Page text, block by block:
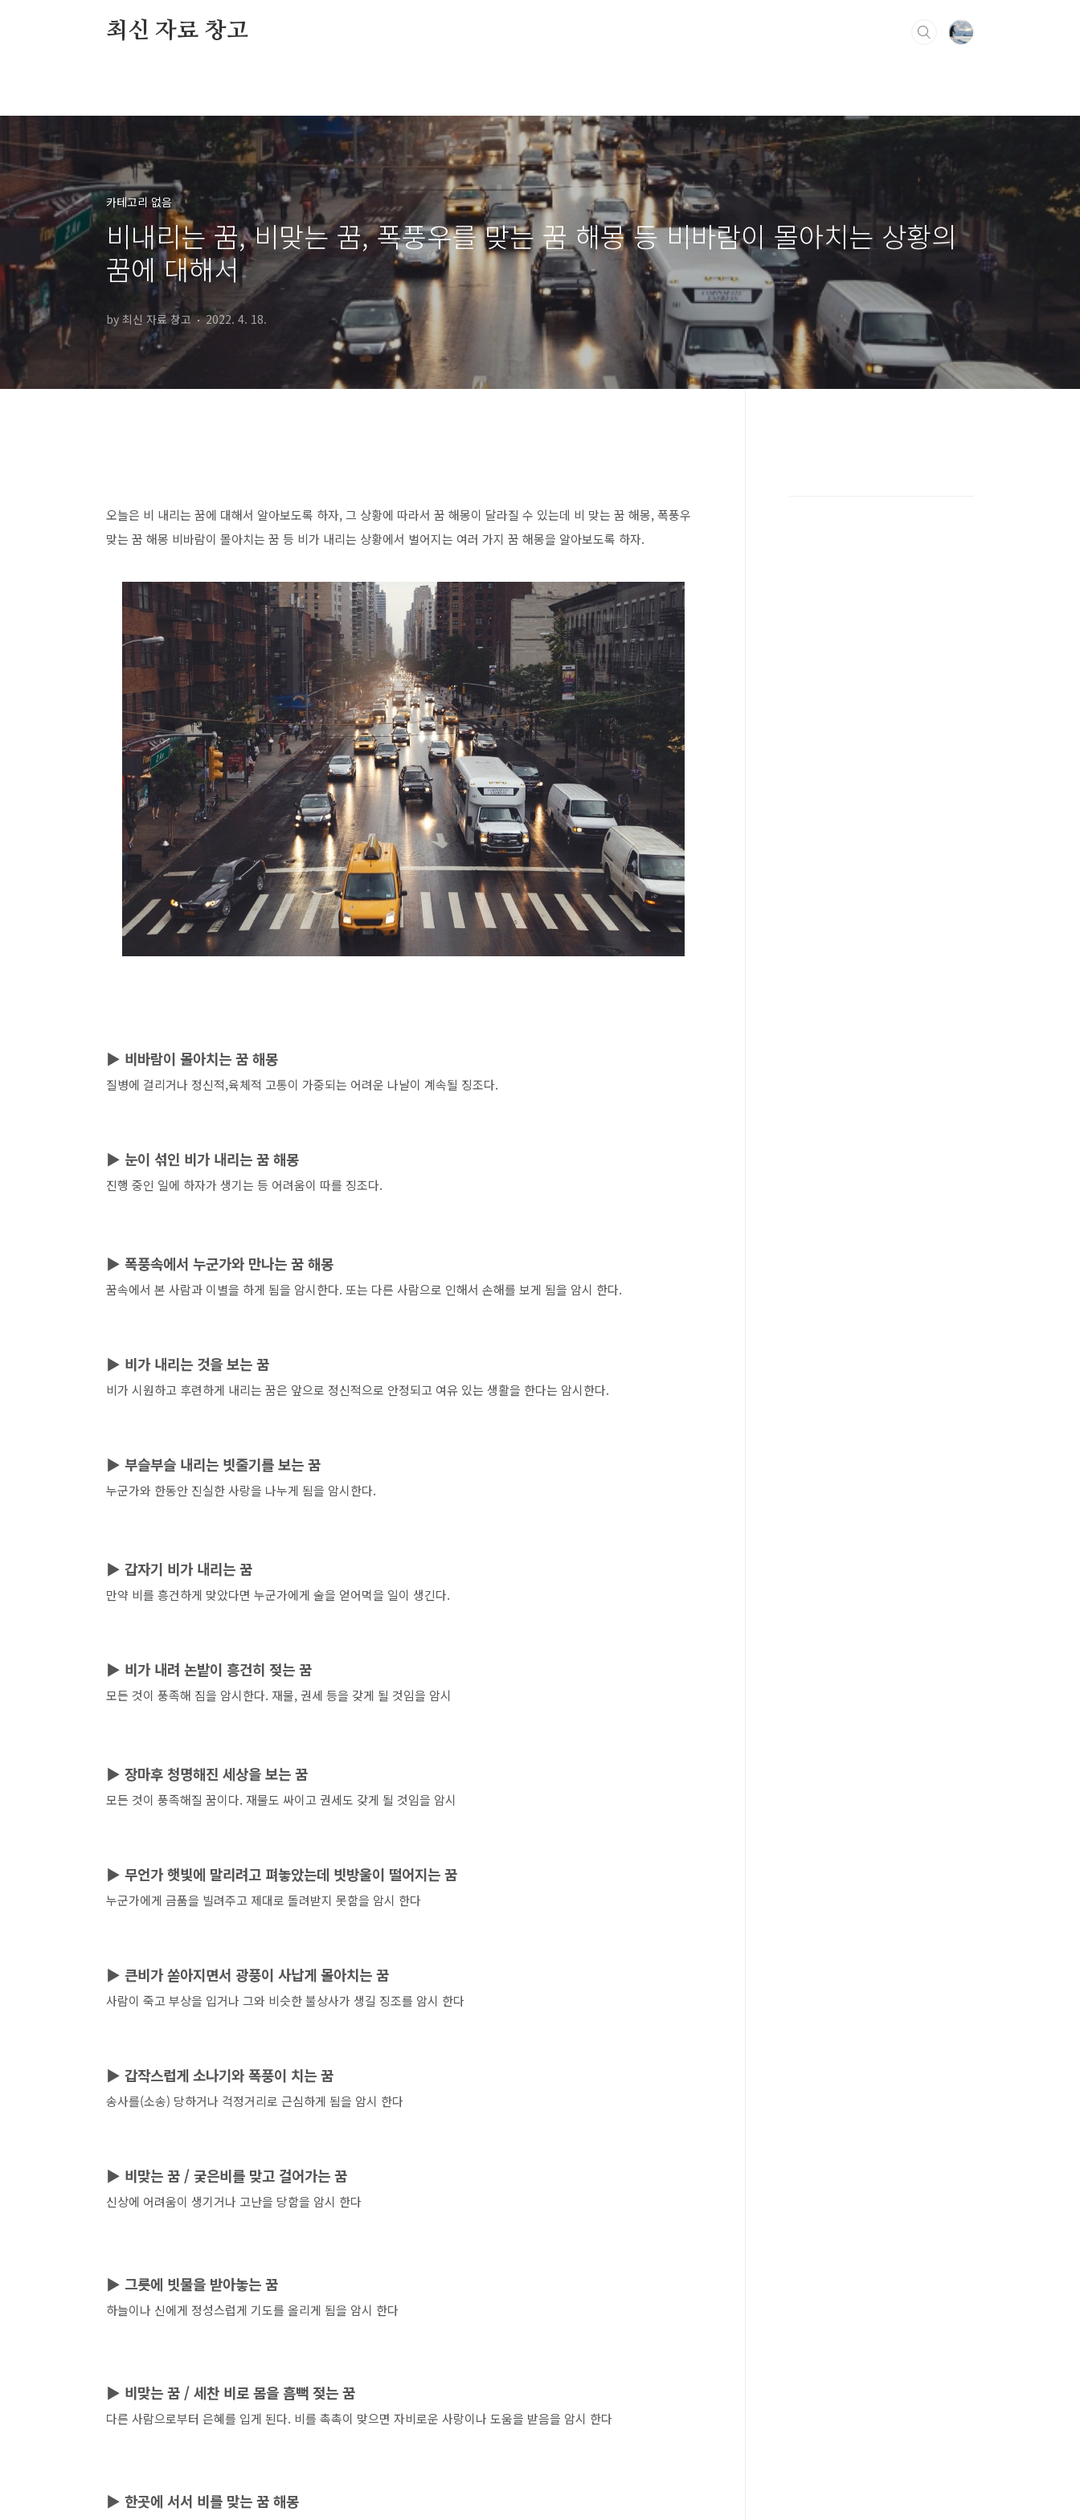
최신 자료 창고
카테고리 없음
비내리는 꿈, 비맞는 꿈, 폭풍우를 맞는 꿈 해몽 등 비바람이 몰아치는 상황의
꿈에 대해서
by 최신 자료 창고 2022. 4. 18.
오늘은 비 내리는 꿈에 대해서 알아보도록 하자, 그 상황에 따라서 꿈 해몽이 달라질 수 있는데 비 맞는 꿈 해몽, 폭풍우
맞는 꿈 해몽 비바람이 몰아치는 꿈 등 비가 내리는 상황에서 벌어지는 여러 가지 꿈 해몽을 알아보도록 하자.
▶ 비바람이 몰아치는 꿈 해몽
질병에 걸리거나 정신적,육체적 고통이 가중되는 어려운 나날이 계속될 징조다.
▶ 눈이 섞인 비가 내리는 꿈 해몽
진행 중인 일에 하자가 생기는 등 어려움이 따를 징조다.
▶ 폭풍속에서 누군가와 만나는 꿈 해몽
꿈속에서 본 사람과 이별을 하게 됨을 암시한다. 또는 다른 사람으로 인해서 손해를 보게 됨을 암시 한다.
▶ 비가 내리는 것을 보는 꿈
비가 시원하고 후련하게 내리는 꿈은 앞으로 정신적으로 안정되고 여유 있는 생활을 한다는 암시한다.
▶ 부슬부슬 내리는 빗줄기를 보는 꿈
누군가와 한동안 진실한 사랑을 나누게 됨을 암시한다.
▶ 갑자기 비가 내리는 꿈
만약 비를 흥건하게 맞았다면 누군가에게 술을 얻어먹을 일이 생긴다.
▶ 비가 내려 논밭이 흥건히 젖는 꿈
모든 것이 풍족해 짐을 암시한다. 재물, 권세 등을 갖게 될 것임을 암시
▶ 장마후 청명해진 세상을 보는 꿈
모든 것이 풍족해질 꿈이다. 재물도 싸이고 권세도 갖게 될 것임을 암시
▶ 무언가 햇빛에 말리려고 펴놓았는데 빗방울이 떨어지는 꿈
누군가에게 금품을 빌려주고 제대로 돌려받지 못함을 암시 한다
▶ 큰비가 쏟아지면서 광풍이 사납게 몰아치는 꿈
사람이 죽고 부상을 입거나 그와 비슷한 불상사가 생길 징조를 암시 한다
▶ 갑작스럽게 소나기와 폭풍이 치는 꿈
송사를(소송) 당하거나 걱정거리로 근심하게 됨을 암시 한다
▶ 비맞는 꿈 /궂은비를 맞고 걸어가는 꿈
신상에 어려움이 생기거나 고난을 당함을 암시 한다
▶ 그릇에 빗물을 받아놓는 꿈
하늘이나 신에게 정성스럽게 기도를 올리게 됨을 암시 한다
▶ 비맞는 꿈 /세찬 비로 몸을 흠뻑 젖는 꿈
다른 사람으로부터 은혜를 입게 된다. 비를 촉촉이 맞으면 자비로운 사랑이나 도움을 받음을 암시 한다
▶ 한곳에 서서 비를 맞는 꿈 해몽